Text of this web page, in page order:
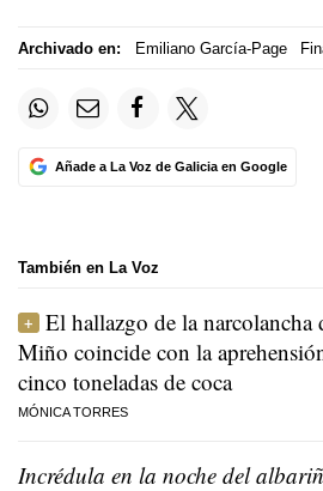
Archivado en: Emiliano García-Page
Añade a La Voz de Galicia en Google
También en La Voz
El hallazgo de la narcolancha
Miño coincide con la
cinco toneladas de coca
MÓNICA TORRES
Incrédula en la noche del